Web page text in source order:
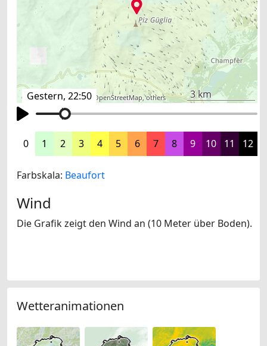
Gestern, 22:50
© search.ch,swisstopo, OpenStreetMap,others 3 km
0 1 2 3 4 5 6 7 8 9 10 11 12
Farbskala: Beaufort
Wind
Die Grafik zeigt den Wind an (10 Meter über Boden).
Wetteranimationen